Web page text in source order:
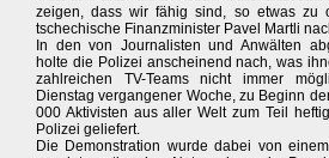
zeigen, dass wir fähig sind, so etwas zu
tschechische Finanzminister Pavel Martli
In den von Journalisten und Anwälten
holte die Polizei anscheinend nach, was
zahlreichen TV-Teams nicht immer
Dienstag vergangener Woche, zu Beginn
000 Aktivisten aus aller Welt zum Teil
Polizei geliefert.
Die Demonstration wurde dabei von